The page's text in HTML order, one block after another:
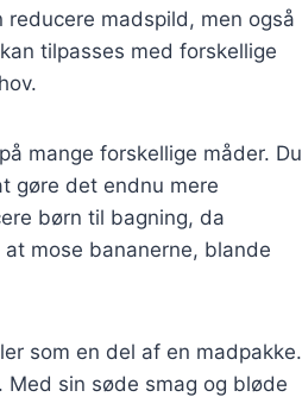
madspild, men også
tilpasses med forskellige
mange forskellige måder. Du
gøre det endnu mere
børn til bagning, da
mose bananerne, blande
som en del af en madpakke.
sin søde smag og bløde